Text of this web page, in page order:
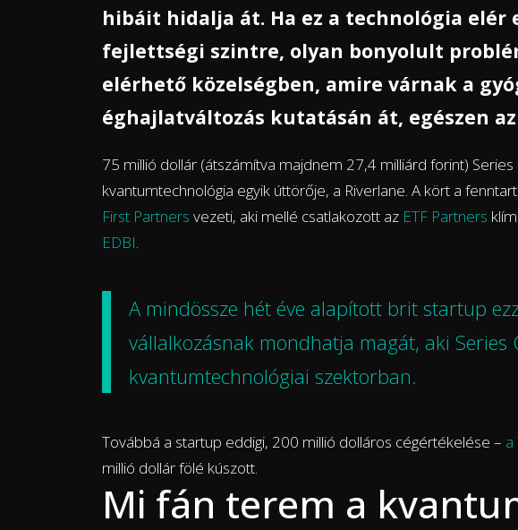
hibáit hidalja át. Ha ez a technológia elér
fejlettségi szintre, olyan bonyolult
elérhető közelségben, amire várnak a
éghajlatváltozás kutatásán át, egészen
75 millió dollár (átszámítva majdnem 27,4 milliárd forint)
kvantumtechnológia egyik úttörője, a Riverlane. A kört a
First Partners vezeti, aki mellé csatlakozott az ETF Partners
EDBI
A mindössze hét éve alapított brit startup
vállalkozásnak mondhatja magát, aki
kvantumtechnológiai szektorban.
Továbbá a startup eddigi, 200 millió dolláros cégértékelése – a
millió dollár fölé kúszott.
Mi fán terem a